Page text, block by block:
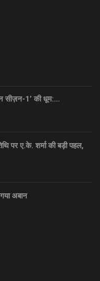
सीज़न-1’ की धूम:…
पर ए.के. शर्मा की बड़ी पहल,
अबान